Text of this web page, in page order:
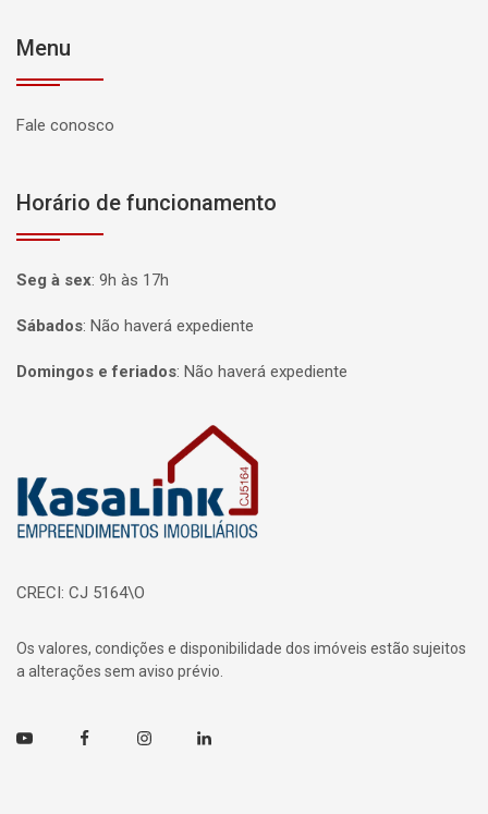
Menu
Fale conosco
Horário de funcionamento
Seg à sex: 9h às 17h
Sábados: Não haverá expediente
Domingos e feriados: Não haverá expediente
CRECI: CJ 5164\O
Os valores, condições e disponibilidade dos imóveis estão sujeitos
a alterações sem aviso prévio.
Youtube FacebookInstagramLinkedin